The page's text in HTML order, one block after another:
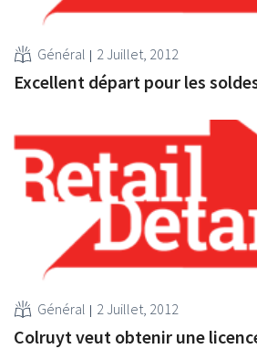
Général 2 Juillet, 2012
Excellent départ pour les
Général 2 Juillet, 2012
Colruyt veut obtenir une